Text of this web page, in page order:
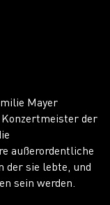
Mayer
der
außerordentliche
der sie lebte, und
sein werden.